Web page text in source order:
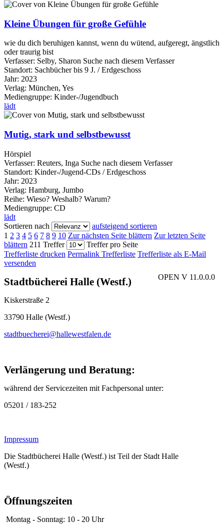
Kleine Übungen für große Gefühle
wie du dich beruhigen kannst, wenn du wütend, aufgeregt, ängstlich
oder traurig bist
Verfasser: Selby, Sharon Suche nach diesem Verfasser
Standort: Sachbücher bis 9 J. / Erdgeschoss
Jahr: 2023
Verlag: München, Yes
Mediengruppe: Kinder-/Jugendbuch
lädt
Mutig, stark und selbstbewusst
Hörspiel
Verfasser: Reuters, Inga Suche nach diesem Verfasser
Standort: Kinder-/Jugend-CDs / Erdgeschoss
Jahr: 2023
Verlag: Hamburg, Jumbo
Reihe: Wieso? Weshalb? Warum?
Mediengruppe: CD
lädt
Sortieren nach
aufsteigend sortieren
1 2 3 4 5 6 7 8 9 10 Zur nächsten Seite blättern Zur letzten Seite
blättern 211 Treffer
Treffer pro Seite
Trefferliste drucken Permalink Trefferliste Trefferliste als E-Mail
versenden
OPEN V 11.0.0.0
Stadtbücherei Halle (Westf.)
Kiskerstraße 2
33790 Halle (Westf.)
stadtbuecherei@hallewestfalen.de
Verlängerung und Beratung:
während der Servicezeiten mit Fachpersonal unter:
05201 / 183-252
Impressum
Die Stadtbücherei Halle (Westf.) ist Teil der Stadt Halle
(Westf.)
Öffnungszeiten
Montag - Sonntag: 10 - 20 Uhr